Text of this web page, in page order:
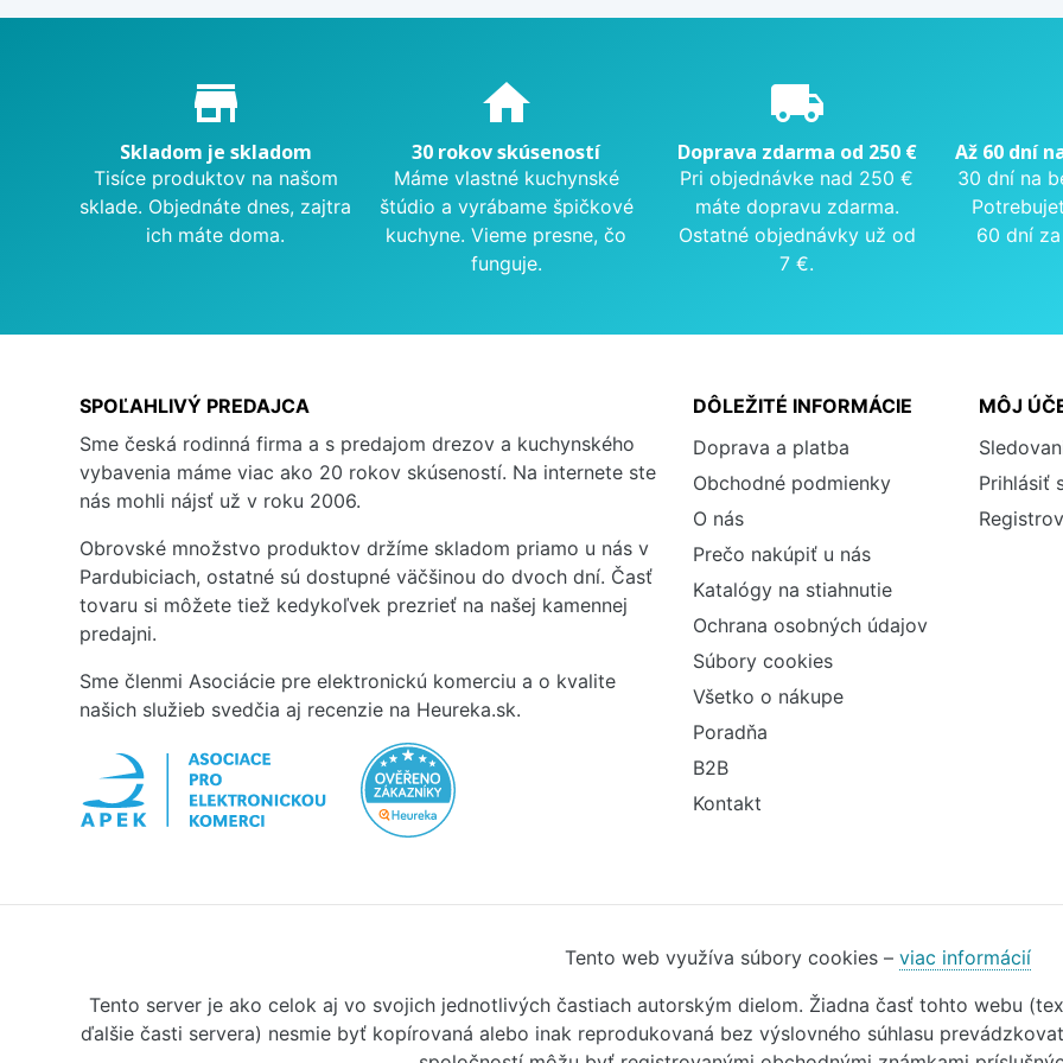
Proč nakupovat u nás?
store_mall_directory
Skladom je skladom
Tisíce produktov na našom
sklade. Objednáte dnes, zajtra
ich máte doma.
home
30 rokov skúseností
Máme vlastné kuchynské
štúdio a vyrábame špičkové
kuchyne. Vieme presne, čo
funguje.
local_shipping
Doprava zdarma od 250 €
Pri objednávke nad 250 €
máte dopravu zdarma.
Ostatné objednávky už od
7 €.
Až 60 dní
30 dní na
60 dní
SPOĽAHLIVÝ PREDAJCA
Sme česká rodinná firma a s predajom drezov a kuchynského
vybavenia máme viac ako 20 rokov skúseností. Na internete ste
nás mohli nájsť už v roku 2006.
Obrovské množstvo produktov držíme skladom priamo u nás v
Pardubiciach, ostatné sú dostupné väčšinou do dvoch dní. Časť
tovaru si môžete tiež kedykoľvek prezrieť na našej kamennej
predajni.
Sme členmi Asociácie pre elektronickú komerciu a o kvalite
našich služieb svedčia aj recenzie na Heureka.sk.
DÔLEŽITÉ INFORMÁCIE
Doprava a platba
Obchodné podmienky
O nás
Prečo nakúpiť u nás
Katalógy na stiahnutie
Ochrana osobných údajov
Súbory cookies
Všetko o nákupe
Poradňa
B2B
Kontakt
MÔJ
Prihlásiť
Tento web využíva súbory cookies – viac informácií
Tento server je ako celok aj vo svojich jednotlivých častiach autorským dielom. Žiadna časť tohto webu
ďalšie časti servera) nesmie byť kopírovaná alebo inak reprodukovaná bez výslovného súhlasu